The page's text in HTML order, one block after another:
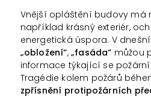
Vnější opláštění budovy má
například krásný exteriér,
energetická úspora. V
„obložení“, „fasáda“ můžou
informace týkající se
Tragédie kolem požárů
zpřísnění protipožárních